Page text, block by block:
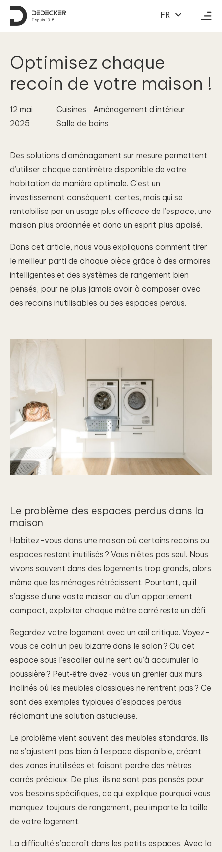
Au contenu
FR
Optimisez chaque
recoin de votre maison !
12 mai
2025
Cuisines
Aménagement d'intérieur
Salle de bains
Des solutions d’aménagement sur mesure permettent
d’utiliser chaque centimètre disponible de votre
habitation de manière optimale. C’est un
investissement conséquent, certes, mais qui se
rentabilise par un usage plus efficace de l’espace, une
maison plus ordonnée et donc un esprit plus apaisé.
Dans cet article, nous vous expliquons comment tirer
le meilleur parti de chaque pièce grâce à des armoires
intelligentes et des systèmes de rangement bien
pensés, pour ne plus jamais avoir à composer avec
des recoins inutilisables ou des espaces perdus.
Le problème des espaces perdus dans la
maison
Habitez-vous dans une maison où certains recoins ou
espaces restent inutilisés ? Vous n’êtes pas seul. Nous
vivons souvent dans des logements trop grands, alors
même que les ménages rétrécissent. Pourtant, qu’il
s’agisse d’une vaste maison ou d’un appartement
compact, exploiter chaque mètre carré reste un défi.
Regardez votre logement avec un œil critique. Voyez-
vous ce coin un peu bizarre dans le salon ? Ou cet
espace sous l’escalier qui ne sert qu’à accumuler la
poussière ? Peut‑être avez-vous un grenier aux murs
inclinés où les meubles classiques ne rentrent pas ? Ce
sont des exemples typiques d’espaces perdus
réclamant une solution astucieuse.
Le problème vient souvent des meubles standards. Ils
ne s’ajustent pas bien à l’espace disponible, créant
des zones inutilisées et faisant perdre des mètres
carrés précieux. De plus, ils ne sont pas pensés pour
vos besoins spécifiques, ce qui explique pourquoi vous
manquez toujours de rangement, peu importe la taille
de votre logement.
La difficulté s’accroît dans les petits espaces. Avec la